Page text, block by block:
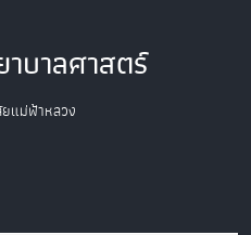
บาลศาสตร์
แม่ฟ้าหลวง